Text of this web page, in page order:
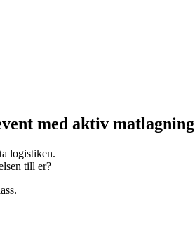
med aktiv matlagning
logistiken.
till er?